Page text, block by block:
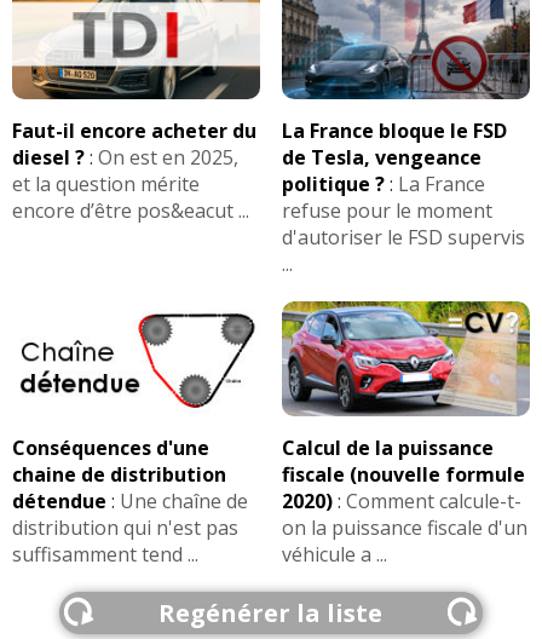
Faut-il encore acheter du
diesel ?: On est en 2025,
et la question mérite
encore d’être pos&eacut ...
La France bloque le FSD
de Tesla, vengeance
politique ?: La France
refuse pour le moment
d'autoriser le FSD supervis
...
Conséquences d'une
chaine de distribution
détendue : Une chaîne de
distribution qui n'est pas
suffisamment tend ...
Calcul de la puissance
fiscale (nouvelle formule
2020): Comment calcule-t-
on la puissance fiscale d'un
véhicule a ...
Regénérer la liste